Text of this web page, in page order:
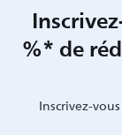
%* de
Inscrivez-